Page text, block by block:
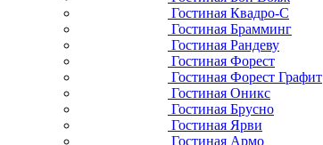
Гостиная Квадро-С
Гостиная Брамминг
Гостиная Рандеву
Гостиная Форест
Гостиная Форест Графит
Гостиная Оникс
Гостиная Брусно
Гостиная Ярви
Гостиная Армо